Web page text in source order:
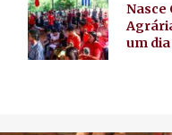
Nasce
um